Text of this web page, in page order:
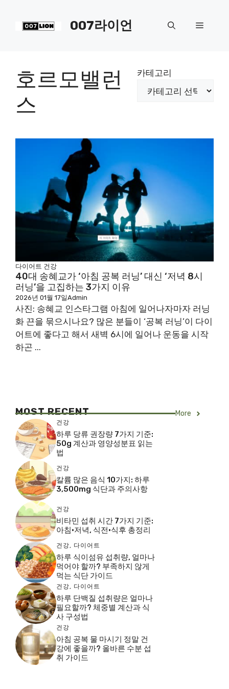
007라이언 메
호르모밸런
스
카테고리
다이어트 건강
40대 송혜교가 ‘아침 공복 러닝’ 대신 ‘저녁 8시
러닝’을 고집하는 3가지 이유
2026년 01월 17일Admin
사진: 송혜교 인스타그램 아침에 일어나자마자 러닝
화 끈을 묶으시나요? 많은 분들이 ‘공복 러닝’이 다이
어트에 좋다고 해서 새벽 6시에 일어나 운동을 시작
하곤 ...
MOST RECENT More
건강
하루 당류 권장량 7가지 기준:
50g 계산과 영양성분표 읽는
법
건강
칼륨 많은 음식 10가지: 하루
3,500mg 식단과 주의사항
건강
비타민 섭취 시간 7가지 기준:
아침·저녁, 식전·식후 총정리
건강, 다이어트
하루 식이섬유 섭취량, 얼마나
먹어야 할까? 부족하지 않게
먹는 식단 가이드
건강, 다이어트
하루 단백질 섭취량은 얼마나
필요할까? 체중별 계산과 식
사 구성법
건강
아침 공복 물 마시기 정말 건
강에 좋을까? 올바른 수분 섭
취 가이드